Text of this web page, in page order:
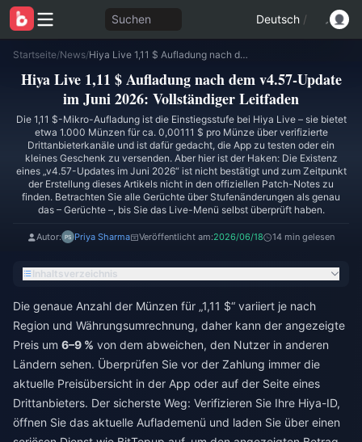
Suchen Deutsch /
Startseite/News/ Hiya Live 1,11 $ Aufladung nach dem v4.57-Update im Juni 2026: Vollständiger Leitfaden
Hiya Live 1,11 $ Aufladung nach dem v4.57-Update
im Juni 2026: Vollständiger Leitfaden
Die 1,11 $-Mikro-Aufladung ist die Einstiegsstufe bei Hiya Live – sie bietet
etwa 1.000 Münzen für ca. 0,00111 $ pro Münze über verifizierte
Drittanbieterkanäle und ist dafür gedacht, die App zu testen oder ein
kleines Geschenk zu versenden. Aber hier ist der Haken: Die Existenz
eines „v4.57-Updates im Juni 2026“ ist nicht bestätigt und zum Zeitpunkt
der Erstellung dieses Artikels nicht in den offiziellen Patch-Notes zu
finden. Betrachten Sie alle Gerüchte über Stufenänderungen als genau
das – Gerüchte –, bis Sie das Live-Menü selbst überprüft haben.
Autor: Priya Sharma Veröffentlicht am:2026/06/18 14 min gelesen
Inhaltsverzeichnis
Die genaue Anzahl der Münzen für „1,11 $“ variiert je nach
Region und Währungsumrechnung, daher kann der angezeigte
Preis um 6–9 % von dem abweichen, den Nutzer in anderen
Ländern sehen. Überprüfen Sie vor der Zahlung immer die
aktuelle Preisübersicht in der App oder auf der Seite eines
Drittanbieters. Der sicherste Weg: Verifizieren Sie Ihre Hiya-ID,
öffnen Sie das aktuelle Auflademenü und laden Sie über einen